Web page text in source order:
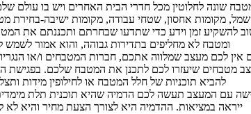
שונה לחלוטין מכל חדרי הבית האחרים ויש בו עולם
מקומות אחסון, שטחי עבודה, מקומות ישיבה-בחירת
להשקיע זמן וידע כדי שתדעו שבחרתם ותכננתם את
ומטבח לא מחליפים בתדירות גבוהה, והוא אמור לשמש
אין לכם מעצב שמלווה אתכם, חברות המטבחים ו/או
מטבחים שיעזרו לכם לתכנן את המטבח שלכם. בפגישת
להביא תוכניות של חלל המטבח או לחילופין מידות
עם המעצב תעשה לכם הדמיה שהיא תוכנית תלת
ייראה במציאות. ההדמיה היא לצורך הצעת מחיר והיא לא